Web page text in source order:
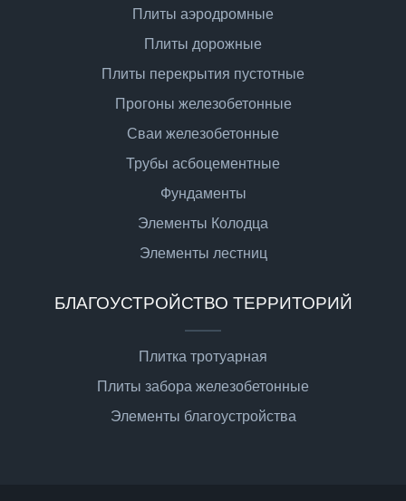
Плиты аэродромные
Плиты дорожные
Плиты перекрытия пустотные
Прогоны железобетонные
Сваи железобетонные
Трубы асбоцементные
Фундаменты
Элементы Колодца
Элементы лестниц
БЛАГОУСТРОЙСТВО ТЕРРИТОРИЙ
Плитка тротуарная
Плиты забора железобетонные
Элементы благоустройства